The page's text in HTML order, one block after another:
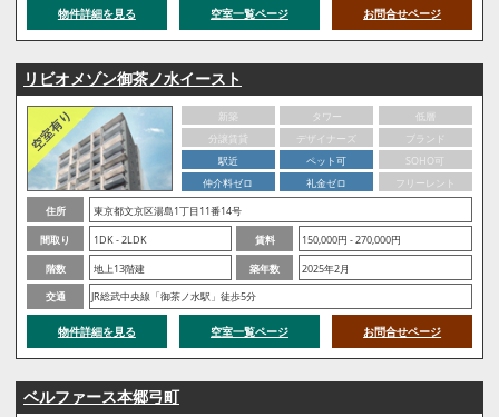
物件詳細を見る 空室一覧ページ お問合せページ
リビオメゾン御茶ノ水イースト
新築 タワー
低層
分譲賃貸
デザイナーズ
ブランド
駅近
ペット可
SOHO可
仲介料ゼロ
礼金ゼロ
フリーレント
住所
東京都文京区湯島1丁目11番14号
間取り
1DK - 2LDK 賃料
150,000円 - 270,000円
階数
地上13階建 築年数
2025年2月
交通
JR総武中央線「御茶ノ水駅」徒歩5分
物件詳細を見る 空室一覧ページ お問合せページ
ベルファース本郷弓町